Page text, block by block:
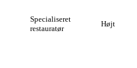
Specialiseret
restauratør
Højt